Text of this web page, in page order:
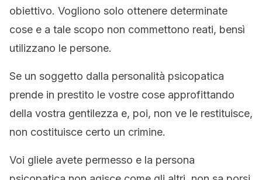
obiettivo. Vogliono solo ottenere determinate
cose e a tale scopo non commettono reati, bensì
utilizzano le persone.
Se un soggetto dalla personalità psicopatica
prende in prestito le vostre cose approfittando
della vostra gentilezza e, poi, non ve le restituisce,
non costituisce certo un crimine.
Voi gliele avete permesso e la persona